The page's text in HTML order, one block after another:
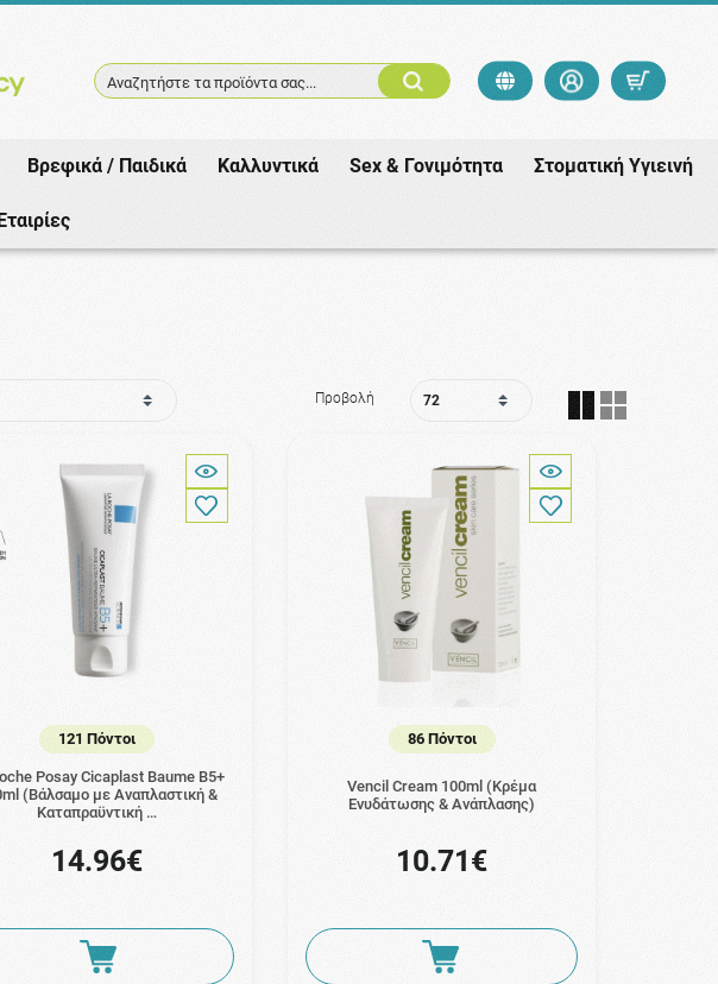
Αναζητήστε τα προϊόντα σας...
Βρεφικά / Παιδικά Καλλυντικά Sex & Γονιμότητα Στοματική Υγιεινή
Εταιρίες
Αναπλαστικές
Προβολή
121 Πόντοι
Posay Cicaplast Baume B5+
(Βάλσαμο με Αναπλαστική &
Καταπραϋντική …
14.96€
86 Πόντοι
Vencil Cream 100ml (Κρέμα
Ενυδάτωσης & Ανάπλασης)
10.71€